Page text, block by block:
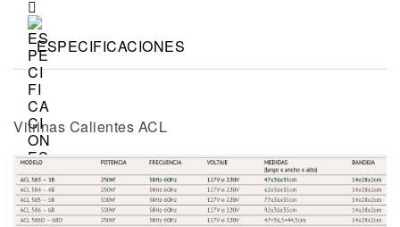
ESPECIFICACIONES
Vitrinas Calientes ACL